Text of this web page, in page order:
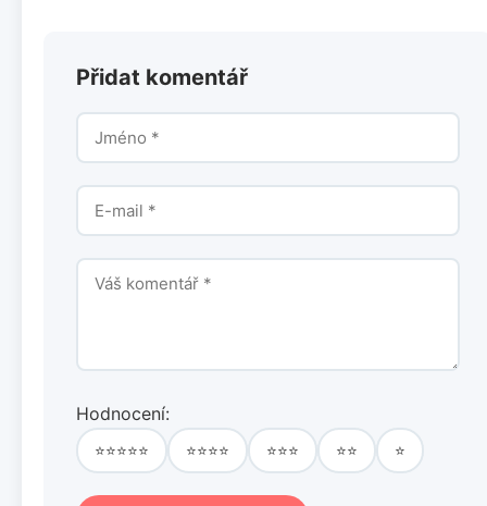
Přidat komentář
Hodnocení:
⭐⭐⭐⭐⭐ ⭐⭐⭐⭐ ⭐⭐⭐ ⭐⭐ ⭐